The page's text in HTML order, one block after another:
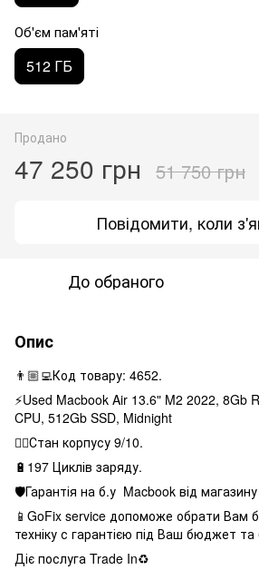
Об'єм пам'яті
512 ГБ
Продано
47 250 грн 51 750 грн
Повідомити, коли
До обраного
Опис
👨🏼‍💻Код товару: 4652.
⚡️Used Macbook Air 13.6" M2 2022, 8Gb
CPU, 512Gb SSD, Midnight
👌🏻Стан корпусу 9/10.
🔋197 Циклів заряду.
🛡Гарантія на б.у Macbook від
📱GoFix service допоможе обрати Вам
техніку с гарантією під Ваш бюджет
Діє послуга Trade In♻️